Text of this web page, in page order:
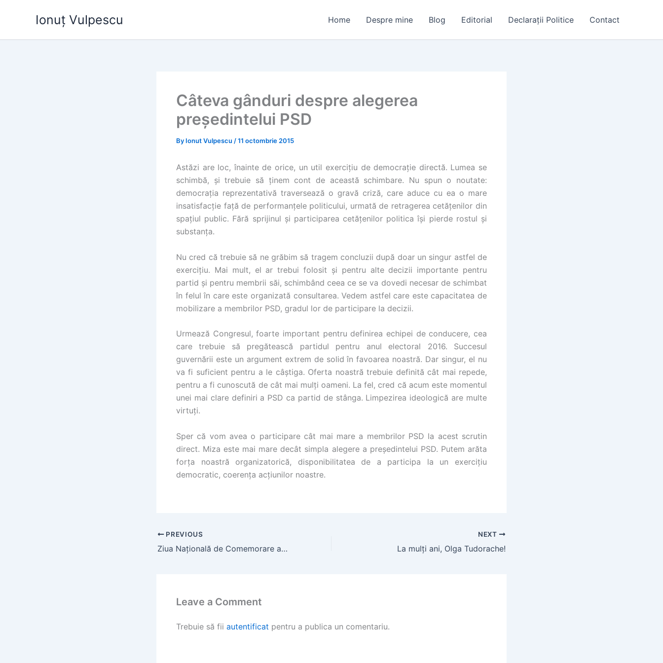
Ionuț Vulpescu Home Despre mine Blog Editorial Declarații Politice Contact
Câteva gânduri despre alegerea
președintelui PSD
By Ionut Vulpescu /11 octombrie 2015
Astăzi are loc, înainte de orice, un util exercițiu de democrație directă. Lumea se
schimbă, și trebuie să ținem cont de această schimbare. Nu spun o noutate:
democrația reprezentativă traversează o gravă criză, care aduce cu ea o mare
insatisfacție față de performanțele politicului, urmată de retragerea cetățenilor din
spațiul public. Fără sprijinul și participarea cetățenilor politica își pierde rostul și
substanța.
Nu cred că trebuie să ne grăbim să tragem concluzii după doar un singur astfel de
exercițiu. Mai mult, el ar trebui folosit și pentru alte decizii importante pentru
partid și pentru membrii săi, schimbând ceea ce se va dovedi necesar de schimbat
în felul în care este organizată consultarea. Vedem astfel care este capacitatea de
mobilizare a membrilor PSD, gradul lor de participare la decizii.
Urmează Congresul, foarte important pentru definirea echipei de conducere, cea
care trebuie să pregătească partidul pentru anul electoral 2016. Succesul
guvernării este un argument extrem de solid în favoarea noastră. Dar singur, el nu
va fi suficient pentru a le câștiga. Oferta noastră trebuie definită cât mai repede,
pentru a fi cunoscută de cât mai mulți oameni. La fel, cred că acum este momentul
unei mai clare definiri a PSD ca partid de stânga. Limpezirea ideologică are multe
virtuți.
Sper că vom avea o participare cât mai mare a membrilor PSD la acest scrutin
direct. Miza este mai mare decât simpla alegere a președintelui PSD. Putem arăta
forța noastră organizatorică, disponibilitatea de a participa la un exercițiu
democratic, coerența acțiunilor noastre.
PREVIOUS
Ziua Națională de Comemorare a Holocaustului
NEXT
La mulți ani, Olga Tudorache!
Leave a Comment
Trebuie să fii autentificat pentru a publica un comentariu.